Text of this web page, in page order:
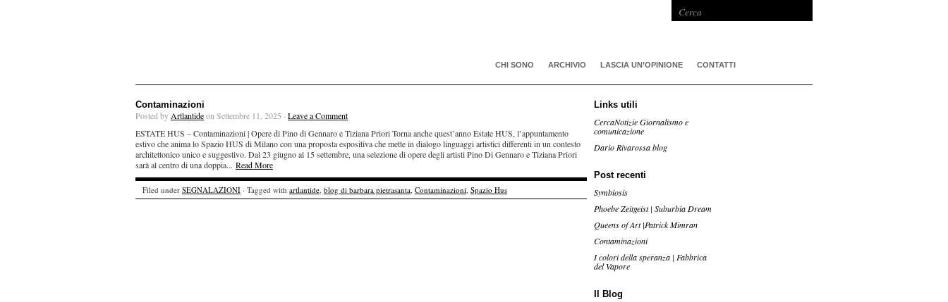
CHI SONO ARCHIVIO LASCIA UN’OPINIONE CONTATTI
Contaminazioni
Posted by Artlantideon Settembre 11, 2025 · Leave a Comment
ESTATE HUS – Contaminazioni | Opere di Pino di Gennaro e Tiziana Priori Torna anche quest’anno Estate HUS, l’appuntamento
estivo che anima lo Spazio HUS di Milano con una proposta espositiva che mette in dialogo linguaggi artistici differenti in un contesto
architettonico unico e suggestivo. Dal 23 giugno al 15 settembre, una selezione di opere degli artisti Pino Di Gennaro e Tiziana Priori
sarà al centro di una doppia... Read More
Filed under SEGNALAZIONI · Tagged with artlantide, blog di barbara pietrasanta, Contaminazioni, Spazio Hus
Links utili
CercaNotizie Giornalismo e
comunicazione
Dario Rivarossa blog
Post recenti
Symbiosis
Phoebe Zeitgeist | Suburbia Dream
Queens of Art |Patrick Mimran
Contaminazioni
I colori della speranza | Fabbrica
del Vapore
Il Blog